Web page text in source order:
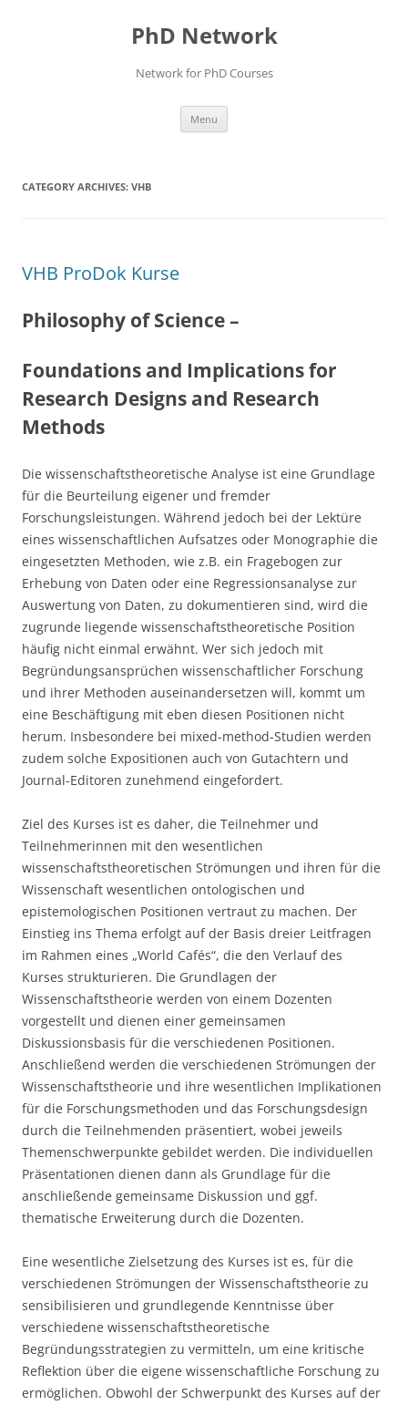
PhD Network
Network for PhD Courses
Menu
CATEGORY ARCHIVES: VHB
VHB ProDok Kurse
Philosophy of Science –
Foundations and Implications for
Research Designs and Research
Methods
Die wissenschaftstheoretische Analyse ist eine Grundlage
für die Beurteilung eigener und fremder
Forschungsleistungen. Während jedoch bei der Lektüre
eines wissenschaftlichen Aufsatzes oder Monographie die
eingesetzten Methoden, wie z.B. ein Fragebogen zur
Erhebung von Daten oder eine Regressionsanalyse zur
Auswertung von Daten, zu dokumentieren sind, wird die
zugrunde liegende wissenschaftstheoretische Position
häufig nicht einmal erwähnt. Wer sich jedoch mit
Begründungsansprüchen wissenschaftlicher Forschung
und ihrer Methoden auseinandersetzen will, kommt um
eine Beschäftigung mit eben diesen Positionen nicht
herum. Insbesondere bei mixed-method-Studien werden
zudem solche Expositionen auch von Gutachtern und
Journal-Editoren zunehmend eingefordert.
Ziel des Kurses ist es daher, die Teilnehmer und
Teilnehmerinnen mit den wesentlichen
wissenschaftstheoretischen Strömungen und ihren für die
Wissenschaft wesentlichen ontologischen und
epistemologischen Positionen vertraut zu machen. Der
Einstieg ins Thema erfolgt auf der Basis dreier Leitfragen
im Rahmen eines „World Cafés“, die den Verlauf des
Kurses strukturieren. Die Grundlagen der
Wissenschaftstheorie werden von einem Dozenten
vorgestellt und dienen einer gemeinsamen
Diskussionsbasis für die verschiedenen Positionen.
Anschließend werden die verschiedenen Strömungen der
Wissenschaftstheorie und ihre wesentlichen Implikationen
für die Forschungsmethoden und das Forschungsdesign
durch die Teilnehmenden präsentiert, wobei jeweils
Themenschwerpunkte gebildet werden. Die individuellen
Präsentationen dienen dann als Grundlage für die
anschließende gemeinsame Diskussion und ggf.
thematische Erweiterung durch die Dozenten.
Eine wesentliche Zielsetzung des Kurses ist es, für die
verschiedenen Strömungen der Wissenschaftstheorie zu
sensibilisieren und grundlegende Kenntnisse über
verschiedene wissenschaftstheoretische
Begründungsstrategien zu vermitteln, um eine kritische
Reflektion über die eigene wissenschaftliche Forschung zu
ermöglichen. Obwohl der Schwerpunkt des Kurses auf der